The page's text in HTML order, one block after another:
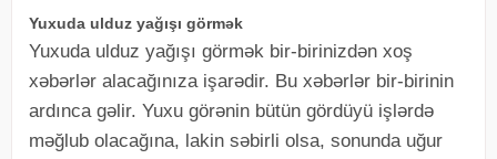
Yuxuda ulduz yağışı görmək
Yuxuda ulduz yağışı görmək bir-birinizdən xoş
xəbərlər alacağınıza işarədir. Bu xəbərlər bir-birinin
ardınca gəlir. Yuxu görənin bütün gördüyü işlərdə
məğlub olacağına, lakin səbirli olsa, sonunda uğur